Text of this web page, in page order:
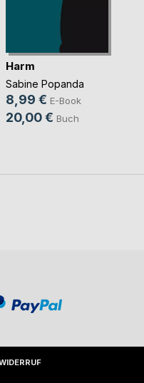
Harm
Sabine Popanda
8,99 € E-Book
20,00 € Buch